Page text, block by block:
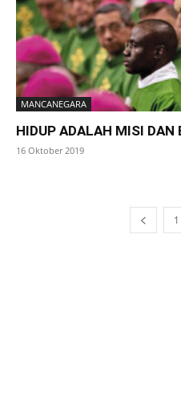
MANCANEGARA
HIDUP ADALAH MISI DAN
16 Oktober 2019
1